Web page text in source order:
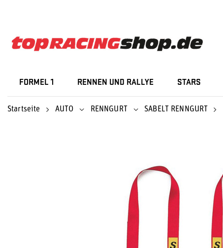
FORMEL 1 RENNEN UND RALLYE STARS
Startseite AUTO RENNGURT SABELT RENNGURT